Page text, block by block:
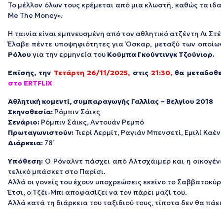
Το μέλλον όλων τους κρέμεται από μια κλωστή, καθώς τα
Me The Money».
Η ταινία είναι εμπνευσμένη από τον αθλητικό ατζέντη Λι
Έλαβε πέντε υποψηφιότητες για Όσκαρ, μεταξύ των
Ρόλου για την ερμηνεία του Κούμπα Γκούντινγκ Τζούνιορ.
Επίσης, την Τετάρτη 26/11/2025, στις 21:30,θα
στο ERTFLIX
Αθλητική κομεντί, συμπαραγωγής Γαλλίας – Βελγίου 2018
Σκηνοθεσία: Ρόμπιν Σάικς
Σενάριο: Ρόμπιν Σάικς, Αντουάν Ρεμπό
Πρωταγωνιστούν: Τιερί Λερμίτ, Ραγιάν Μπενσετί, Εμιλί
Διάρκεια: 78΄
Υπόθεση: Ο Ρόναλντ πάσχει από Αλτσχάιμερ και η
τελικό μπάσκετ στο Παρίσι.
Αλλά οι γονείς του έχουν υποχρεώσεις εκείνο το
Έτσι, ο Τζέι-Μπι αποφασίζει να τον πάρει μαζί του.
Αλλά κατά τη διάρκεια του ταξιδιού τους, τίποτα δεν θα